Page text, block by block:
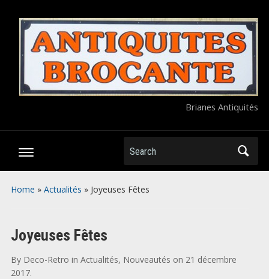
Brianes Antiquités
Search
Home » Actualités » Joyeuses Fêtes
Joyeuses Fêtes
By Deco-Retro in Actualités, Nouveautés on 21 décembre
2017.